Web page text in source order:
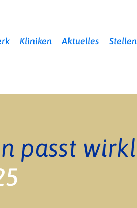
Kliniken Aktuelles
passt